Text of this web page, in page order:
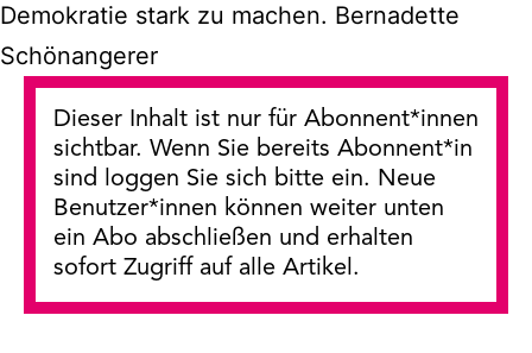
Demokratie stark zu machen. Bernadette
Schönangerer
Dieser Inhalt ist nur für Abonnent*innen
sichtbar. Wenn Sie bereits Abonnent*in
sind loggen Sie sich bitte ein. Neue
Benutzer*innen können weiter unten
ein Abo abschließen und erhalten
sofort Zugriff auf alle Artikel.